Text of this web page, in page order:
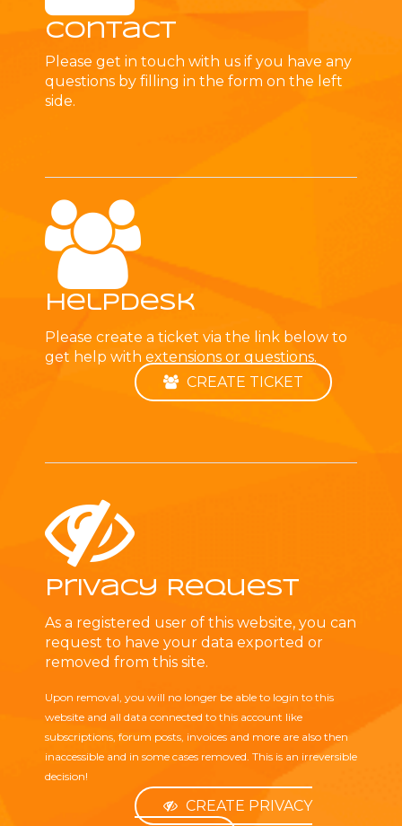
Contact
Please get in touch with us if you have any
questions by filling in the form on the left
side.
Helpdesk
Please create a ticket via the link below to
get help with extensions or questions.
CREATE TICKET
Privacy Request
As a registered user of this website, you can
request to have your data exported or
removed from this site.
Upon removal, you will no longer be able to login to this
website and all data connected to this account like
subscriptions, forum posts, invoices and more are also then
inaccessible and in some cases removed. This is an irreversible
decision!
CREATE PRIVACY